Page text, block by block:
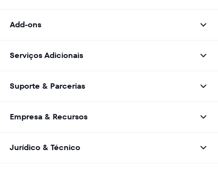
Add-ons
Serviços Adicionais
Suporte & Parcerias
Empresa & Recursos
Jurídico & Técnico